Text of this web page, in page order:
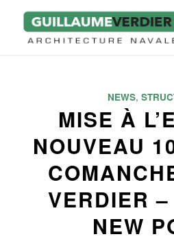
NEWS,
MISE À
NOUVEAU
VERDIER
NEW